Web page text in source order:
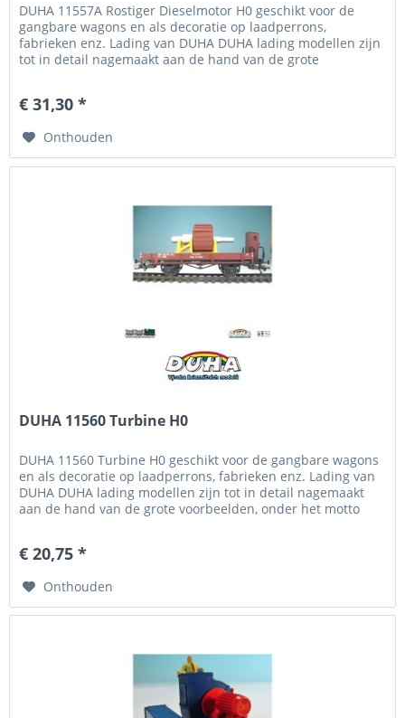
DUHA 11557A Rostiger Dieselmotor H0 geschikt voor de
gangbare wagons en als decoratie op laadperrons,
fabrieken enz. Lading van DUHA DUHA lading modellen zijn
tot in detail nagemaakt aan de hand van de grote
€ 31,30 *
Onthouden
DUHA 11560 Turbine H0
DUHA 11560 Turbine H0 geschikt voor de gangbare wagons
en als decoratie op laadperrons, fabrieken enz. Lading van
DUHA DUHA lading modellen zijn tot in detail nagemaakt
aan de hand van de grote voorbeelden, onder het motto
€ 20,75 *
Onthouden